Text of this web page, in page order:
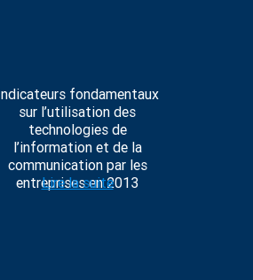
Indicateurs fondamentaux
sur l’utilisation des
technologies de
l’information et de la
communication par les
entreprises en 2013
Lire la suite